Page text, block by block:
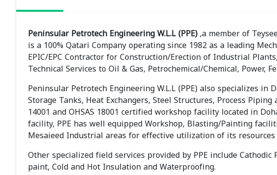
Peninsular Petrotech Engineering W.L.L (PPE),a member of
is a 100% Qatari Company operating since 1982 as a leading
EPIC/EPC Contractor for Construction/Erection of Industrial
Technical Services to Oil & Gas, Petrochemical/Chemical, Power,
Peninsular Petrotech Engineering W.L.L (PPE) also specializes in
Storage Tanks, Heat Exchangers, Steel Structures, Process
14001 and OHSAS 18001 certified workshop facility located in
facility, PPE has well equipped Workshop, Blasting/Painting
Mesaieed Industrial areas for effective utilization of its
Other specialized field services provided by PPE include
paint, Cold and Hot Insulation and Waterproofing.